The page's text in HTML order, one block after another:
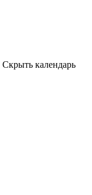
Скрыть календарь